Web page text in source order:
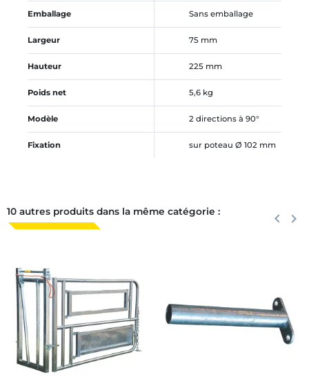
Emballage Sans emballage
Largeur 75 mm
Hauteur 225 mm
Poids net 5,6 kg
Modèle 2 directions à 90°
Fixation sur poteau Ø 102 mm
10 autres produits dans la même catégorie : keyboard_arrow_left keyboard_arrow_right